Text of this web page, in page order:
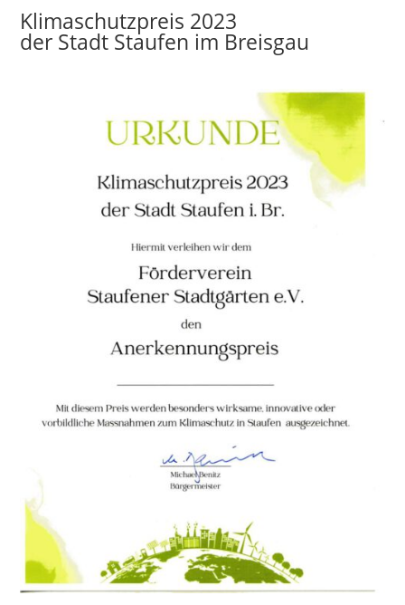
Klimaschutzpreis 2023
der Stadt Staufen im Breisgau